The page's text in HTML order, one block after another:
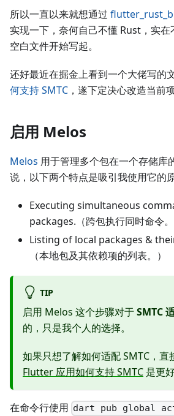
所以一直以来就想通过
实现一下，奈何自己不懂 Rust，实
空白文件开始写起。
还好最近在掘金上看到一个大佬写的
何支持 SMTC ，遂下定决心改造当前项
启用 Melos
Melos 用于管理多个包在一个存储库
说，以下两个特点是吸引我使用它的
Executing simultaneous
packages.（跨包执行同时命令。
Listing of local packages &
（本地包及其依赖项的列表。）
TIP
启用 Melos 这个步骤对于SMTC
的，只是我个人的选择。
如果只想了解如何适配 SMTC，直
Flutter 应用如何支持 SMTC 是更
在命令行使用 dart pub global